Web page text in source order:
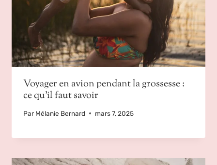
Voyager en avion pendant la grossesse :
ce qu’il faut savoir
Par Mélanie Bernard mars 7, 2025